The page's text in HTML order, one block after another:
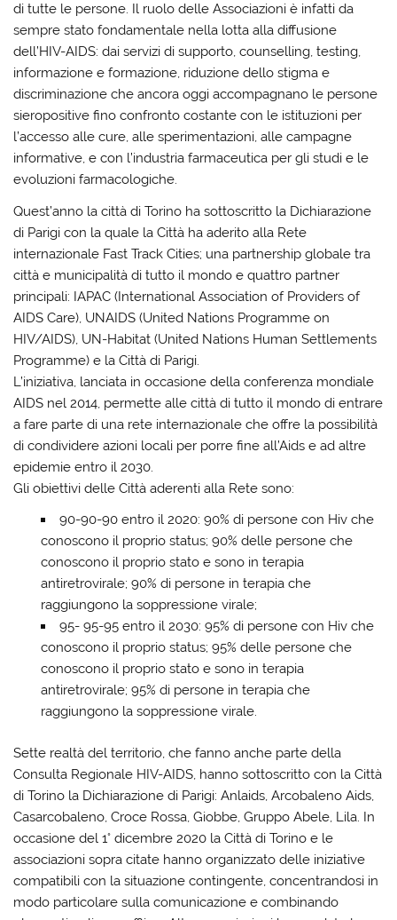
di tutte le persone. Il ruolo delle Associazioni è infatti da
sempre stato fondamentale nella lotta alla diffusione
dell’HIV-AIDS: dai servizi di supporto, counselling, testing,
informazione e formazione, riduzione dello stigma e
discriminazione che ancora oggi accompagnano le persone
sieropositive fino confronto costante con le istituzioni per
l’accesso alle cure, alle sperimentazioni, alle campagne
informative, e con l’industria farmaceutica per gli studi e le
evoluzioni farmacologiche.
Quest’anno la città di Torino ha sottoscritto la Dichiarazione
di Parigi con la quale la Città ha aderito alla Rete
internazionale Fast Track Cities; una partnership globale tra
città e municipalità di tutto il mondo e quattro partner
principali: IAPAC (International Association of Providers of
AIDS Care), UNAIDS (United Nations Programme on
HIV/AIDS), UN-Habitat (United Nations Human Settlements
Programme) e la Città di Parigi.
L’iniziativa, lanciata in occasione della conferenza mondiale
AIDS nel 2014, permette alle città di tutto il mondo di entrare
a fare parte di una rete internazionale che offre la possibilità
di condividere azioni locali per porre fine all’Aids e ad altre
epidemie entro il 2030.
Gli obiettivi delle Città aderenti alla Rete sono:
90-90-90 entro il 2020: 90% di persone con Hiv che
conoscono il proprio status; 90% delle persone che
conoscono il proprio stato e sono in terapia
antiretrovirale; 90% di persone in terapia che
raggiungono la soppressione virale;
95- 95-95 entro il 2030: 95% di persone con Hiv che
conoscono il proprio status; 95% delle persone che
conoscono il proprio stato e sono in terapia
antiretrovirale; 95% di persone in terapia che
raggiungono la soppressione virale.
Sette realtà del territorio, che fanno anche parte della
Consulta Regionale HIV-AIDS, hanno sottoscritto con la Città
di Torino la Dichiarazione di Parigi: Anlaids, Arcobaleno Aids,
Casarcobaleno, Croce Rossa, Giobbe, Gruppo Abele, Lila. In
occasione del 1° dicembre 2020 la Città di Torino e le
associazioni sopra citate hanno organizzato delle iniziative
compatibili con la situazione contingente, concentrandosi in
modo particolare sulla comunicazione e combinando